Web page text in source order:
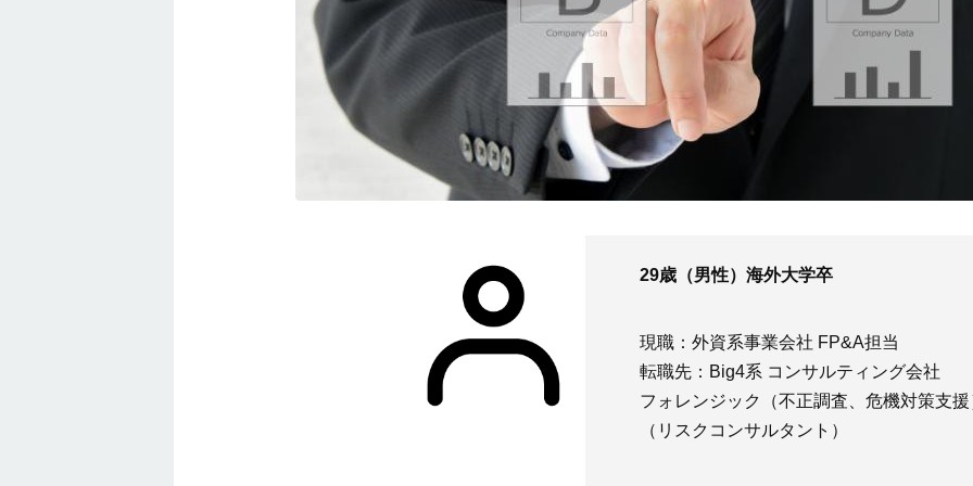
29歳（男性）海外大学卒
現職：外資系事業会社 FP&A担当
転職先：Big4系 コンサルティング会社
フォレンジック（不正調査、危機対策支
（リスクコンサルタント）